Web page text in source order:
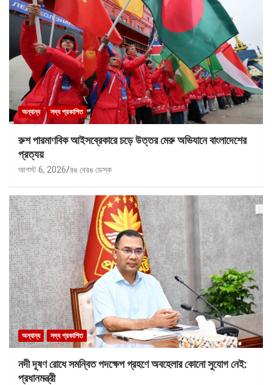
অন্যান্য সদ্য প্রকাশিত
রুশ পারমাণবিক আইসব্রেকারে চড়ে উত্তর মেরু অভিযানে বাংলাদেশের
প্রত্যয়
আগস্ট 6, 2026 রঙ বেরঙ ডেস্ক
অন্যান্য সদ্য প্রকাশিত
নদী দূষণ রোধে সমন্বিত পদক্ষেপ গ্রহণে অবহেলার কোনো সুযোগ নেই:
প্রধানমন্ত্রী